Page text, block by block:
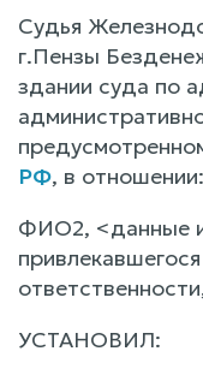
Судья
г.Пензы
здании суда по
РФ, в отношении:
ФИО2, <данные
УСТАНОВИЛ: